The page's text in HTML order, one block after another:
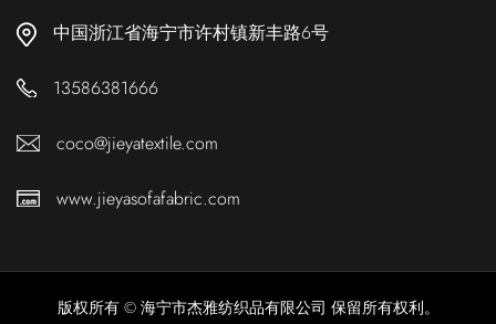
中国浙江省海宁市许村镇新丰路6号
13586381666
coco@jieyatextile.com
www.jieyasofafabric.com
版权所有 © 海宁市杰雅纺织品有限公司 保留所有权利。